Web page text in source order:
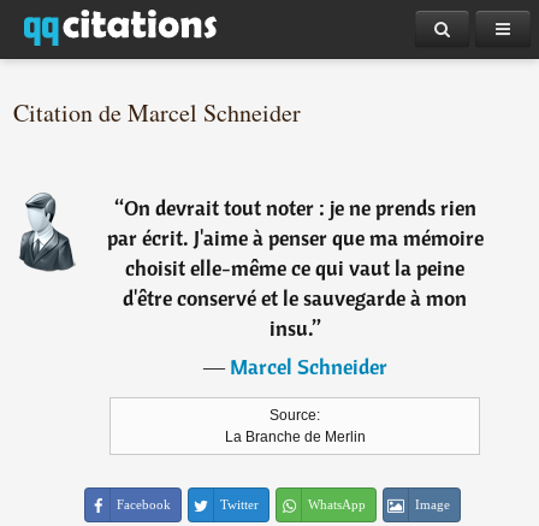
Citation de Marcel Schneider
“On devrait tout noter : je ne prends rien
par écrit. J'aime à penser que ma mémoire
choisit elle-même ce qui vaut la peine
d'être conservé et le sauvegarde à mon
insu.”
―Marcel Schneider
Source:
La Branche de Merlin
Facebook Twitter WhatsApp Image